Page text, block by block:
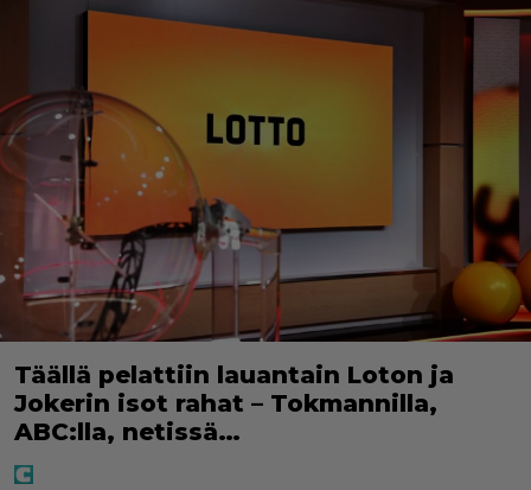
Täällä pelattiin lauantain Loton ja
Jokerin isot rahat – Tokmannilla,
ABC:lla, netissä…